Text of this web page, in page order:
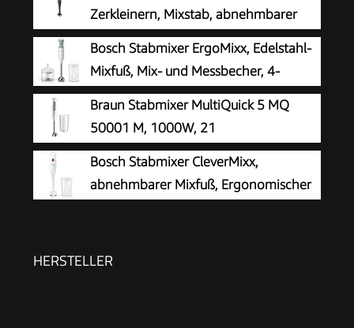
Zerkleinern, Mixstab, abnehmbarer
Mixfuß, Turbotaste, 2-Klingen-Messer,
einfache Reinigung, rutschfester Griff, für
Smoothies, Shakes, Saucen, 350W, schwarz, SM
3760
Bosch Stabmixer ErgoMixx, Edelstahl-
Mixfuß, Mix- und Messbecher, 4-
Klingen-Messer, Zerkleinerer,
ergonomisches Design, 12 Stufen plus Turbo,
600 W, weiß/grau, MSM66120
Braun Stabmixer MultiQuick 5 MQ
50001 M, 1000W, 21
Geschwindigkeitsstufen+Turbo,
Edelstahl Pürierfuß, Easy Click System,
SplashControl, Inkl. 600ml Becher, Weiß
Bosch Stabmixer CleverMixx,
abnehmbarer Mixfuß, Ergonomischer
MSM14000
HERSTELLER